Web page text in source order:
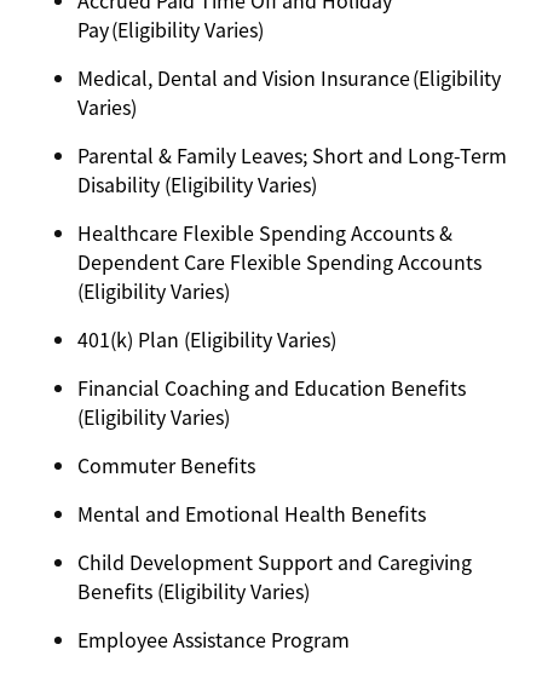
Pay (Eligibility Varies)
Medical, Dental and Vision Insurance (Eligibility
Varies)
Parental & Family Leaves; Short and Long-Term
Disability (Eligibility Varies)
Healthcare Flexible Spending Accounts &
Dependent Care Flexible Spending Accounts
(Eligibility Varies)
401(k) Plan (Eligibility Varies)
Financial Coaching and Education Benefits
(Eligibility Varies)
Commuter Benefits
Mental and Emotional Health Benefits
Child Development Support and Caregiving
Benefits (Eligibility Varies)
Employee Assistance Program